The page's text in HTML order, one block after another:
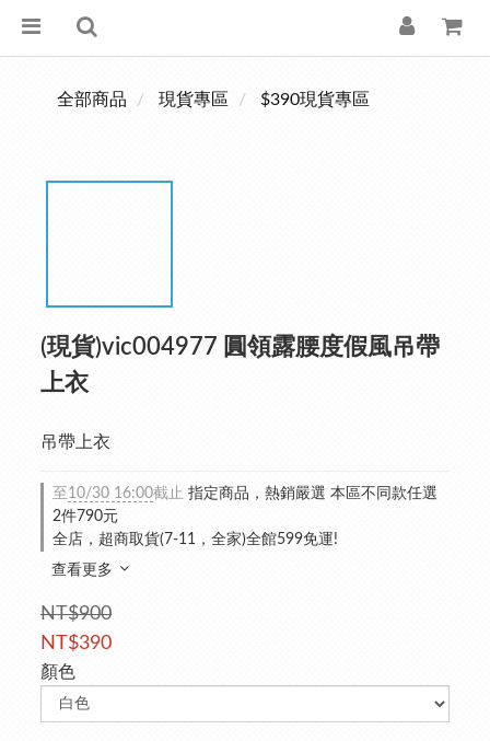
全部商品 現貨專區 $390現貨專區
(現貨)vic004977 圓領露腰度假風吊帶
上衣
吊帶上衣
至 10/30 16:00截止 指定商品，熱銷嚴選 本區不同款任選
2件790元
全店，超商取貨(7-11，全家)全館599免運!
查看更多
NT$900
NT$390
顏色